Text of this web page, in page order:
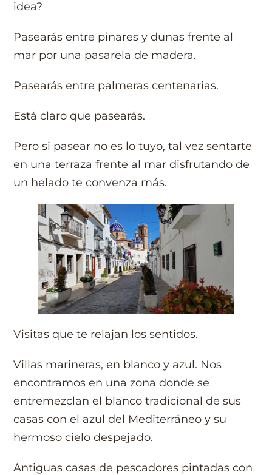
idea?
Pasearás entre pinares y dunas frente al
mar por una pasarela de madera.
Pasearás entre palmeras centenarias.
Está claro que pasearás.
Pero si pasear no es lo tuyo, tal vez sentarte
en una terraza frente al mar disfrutando de
un helado te convenza más.
Visitas que te relajan los sentidos.
Villas marineras, en blanco y azul. Nos
encontramos en una zona donde se
entremezclan el blanco tradicional de sus
casas con el azul del Mediterráneo y su
hermoso cielo despejado.
Antiguas casas de pescadores pintadas con